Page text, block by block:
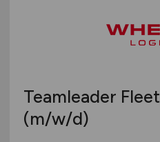
Teamleader
(m/w/d)